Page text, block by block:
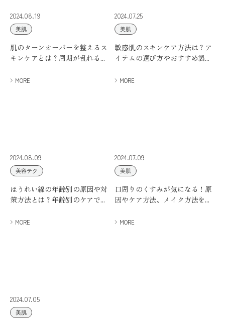
2024.08.19
美肌
肌のターンオーバーを整えるス
キンケアとは？周期が乱れる...
MORE
2024.07.25
美肌
敏感肌のスキンケア方法は？ア
イテムの選び方やおすすめ製...
MORE
2024.08.09
美容テク
ほうれい線の年齢別の原因や対
策方法とは？年齢別のケアで...
MORE
2024.07.09
美肌
口周りのくすみが気になる！原
因やケア方法、メイク方法を...
MORE
2024.07.05
美肌